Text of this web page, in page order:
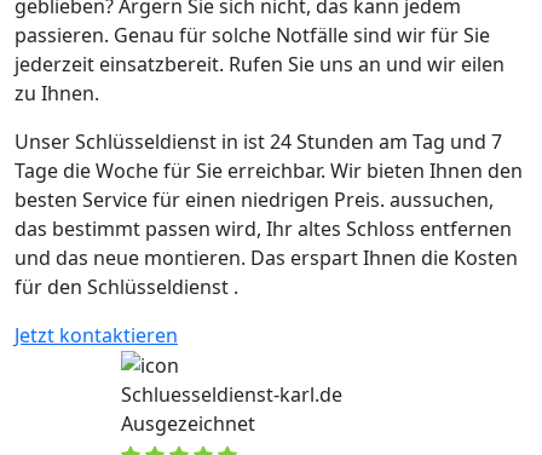
geblieben? Ärgern Sie sich nicht, das kann jedem
passieren. Genau für solche Notfälle sind wir für Sie
jederzeit einsatzbereit. Rufen Sie uns an und wir eilen
zu Ihnen.
Unser Schlüsseldienst in ist 24 Stunden am Tag und 7
Tage die Woche für Sie erreichbar. Wir bieten Ihnen den
besten Service für einen niedrigen Preis. aussuchen,
das bestimmt passen wird, Ihr altes Schloss entfernen
und das neue montieren. Das erspart Ihnen die Kosten
für den Schlüsseldienst .
Jetzt kontaktieren
Schluesseldienst-karl.de
Ausgezeichnet